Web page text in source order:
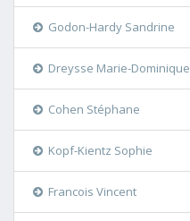
Godon-Hardy Sandrine
Dreysse Marie-Dominique
Cohen Stéphane
Kopf-Kientz Sophie
Francois Vincent